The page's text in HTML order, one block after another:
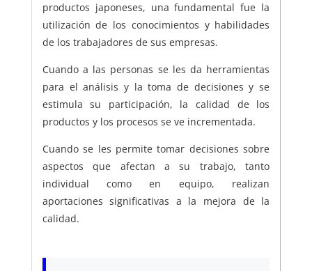
productos japoneses, una fundamental fue la
utilización de los conocimientos y habilidades
de los trabajadores de sus empresas.
Cuando a las personas se les da herramientas
para el análisis y la toma de decisiones y se
estimula su participación, la calidad de los
productos y los procesos se ve incrementada.
Cuando se les permite tomar decisiones sobre
aspectos que afectan a su trabajo, tanto
individual como en equipo, realizan
aportaciones significativas a la mejora de la
calidad.